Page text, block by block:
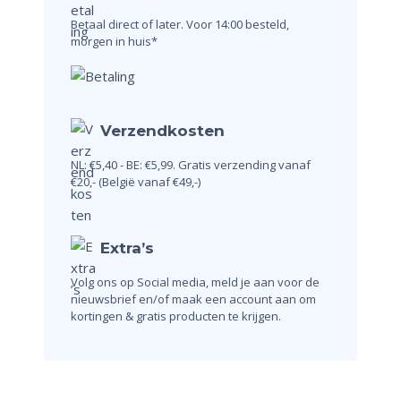
Betaal direct of later. Voor 14:00 besteld,
morgen in huis*
Verzendkosten
NL: €5,40 - BE: €5,99. Gratis verzending vanaf
€20,- (België vanaf €49,-)
Extra’s
Volg ons op Social media, meld je aan voor de
nieuwsbrief en/of maak een account aan om
kortingen & gratis producten te krijgen.